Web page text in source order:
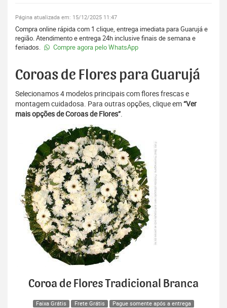
Página atualizada em: 15/12/2025 11:47
Compra online rápida com 1 clique, entrega imediata para Guarujá e
região. Atendimento e entrega 24h inclusive finais de semana e
feriados.
Compre agora pelo WhatsApp
Coroas de Flores para Guarujá
Selecionamos 4 modelos principais com flores frescas e
montagem cuidadosa. Para outras opções, clique em“Ver
mais opções de Coroas de Flores”.
Coroa de Flores Tradicional Branca
Faixa Grátis Frete Grátis Pague somente após a entrega